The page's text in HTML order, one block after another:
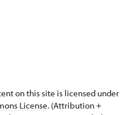
on this site is licensed under
License. (Attribution +